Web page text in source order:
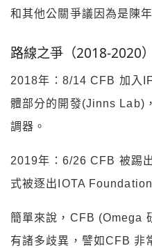
和其他公關爭議因為是陳
路線之爭（2018-2020）
2018年：8/14 CFB 加入
體部分的開發(Jinns Lab)
調器。
2019年：6/26 CFB 被踢
式被逐出IOTA Foundation
簡單來說，CFB (Omega
有諸多歧異，譬如CFB 非